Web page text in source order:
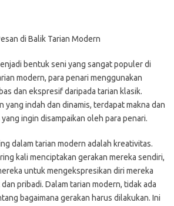
di Balik Tarian Modern
bentuk seni yang sangat populer di
modern, para penari menggunakan
dan ekspresif daripada tarian klasik.
yang indah dan dinamis, terdapat makna dan
ingin disampaikan oleh para penari.
dalam tarian modern adalah kreativitas.
kali menciptakan gerakan mereka sendiri,
untuk mengekspresikan diri mereka
pribadi. Dalam tarian modern, tidak ada
bagaimana gerakan harus dilakukan. Ini